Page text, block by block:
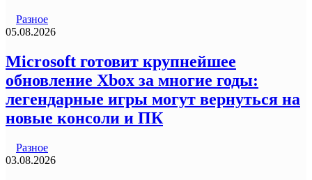
Разное
05.08.2026
Microsoft готовит крупнейшее
обновление Xbox за многие годы:
легендарные игры могут вернуться на
новые консоли и ПК
Разное
03.08.2026